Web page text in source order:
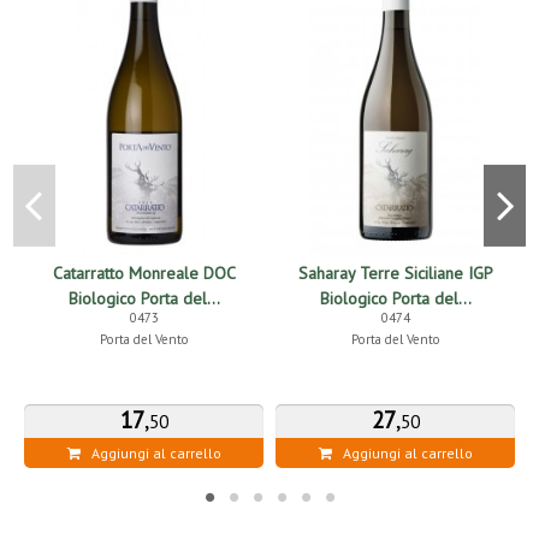
Catarratto Monreale DOC
Biologico Porta del...
0473
Porta del Vento
17,50
Aggiungi al carrello
Saharay Terre Siciliane IGP
Biologico Porta del...
0474
Porta del Vento
27,50
Aggiungi al carrello